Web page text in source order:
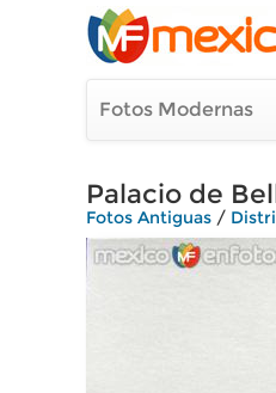
Fotos Modernas
Palacio de
Fotos Antiguas /